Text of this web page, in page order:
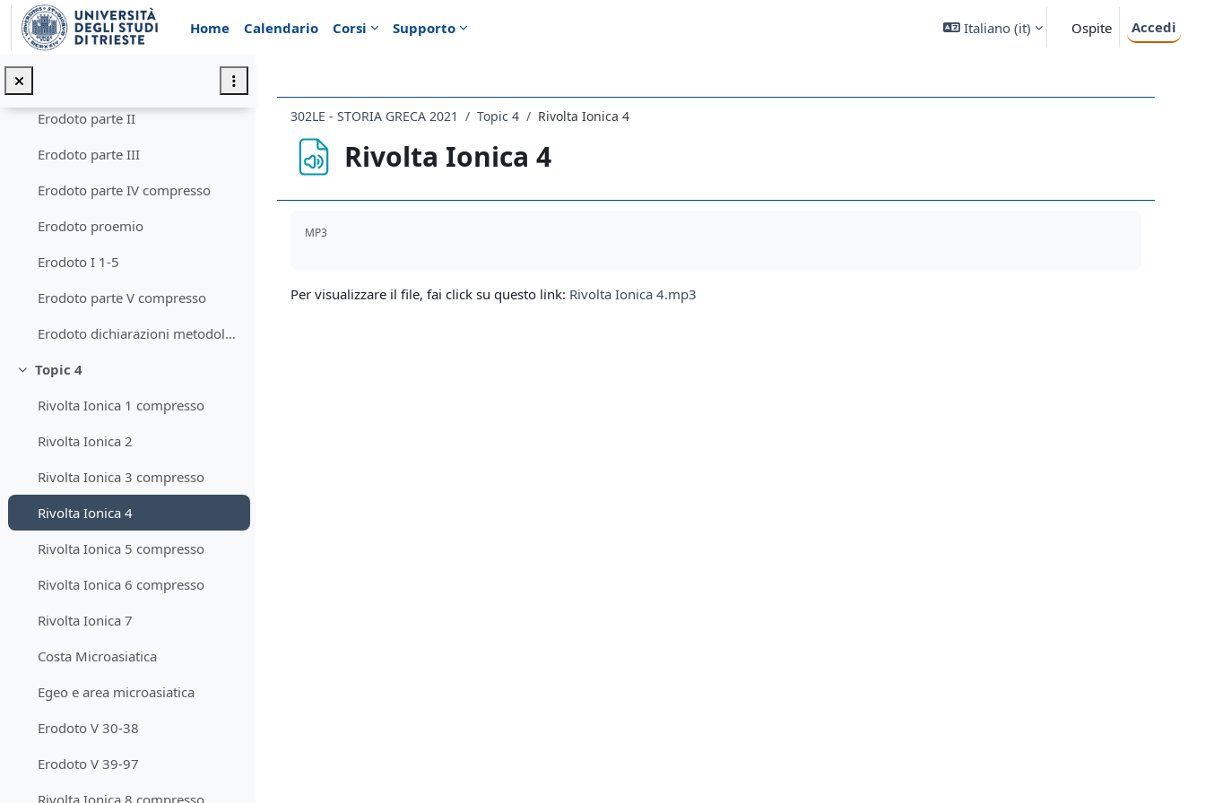
Vai al contenuto principale
Home
Calendario Corsi Supporto Italiano ‎(it)‎ Ospite Accedi
Da Omero a Ecateo
Minimizza
Topic 3
Erodoto parte II
Erodoto parte III
Erodoto parte IV compresso
Erodoto proemio
Erodoto I 1-5
Erodoto parte V compresso
Erodoto dichiarazioni metodologiche VII 152 II 99 e 147
Minimizza
Topic 4
Rivolta Ionica 1 compresso
Rivolta Ionica 2
Rivolta Ionica 3 compresso
Rivolta Ionica 4
Rivolta Ionica 5 compresso
Rivolta Ionica 6 compresso
Rivolta Ionica 7
Costa Microasiatica
Egeo e area microasiatica
Erodoto V 30-38
Erodoto V 39-97
302LE - STORIA GRECA 2021 Topic 4 Rivolta Ionica 4
Rivolta Ionica 4
MP3
Per visualizzare il file, fai click su questo link: Rivolta Ionica 4.mp3